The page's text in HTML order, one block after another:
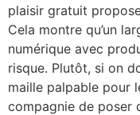
plaisir gratuit
Cela montre qu’un
numérique avec
risque. Plutôt, si on
maille palpable pour
compagnie de poser